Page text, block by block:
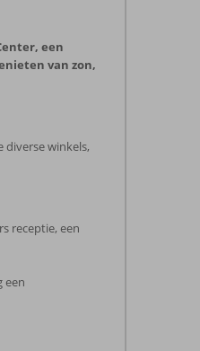
een
van zon,
diverse winkels,
receptie, een
een